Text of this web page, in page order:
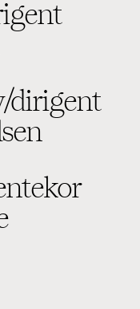
dirigent